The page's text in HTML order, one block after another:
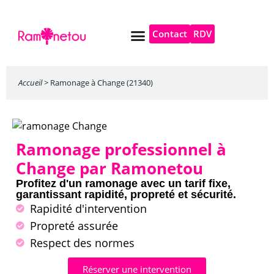
Contact RDV
Accueil> Ramonage à Change (21340)
Ramonage professionnel à
Change par Ramonetou
Profitez d'un ramonage avec un tarif fixe,
garantissant rapidité, propreté et sécurité.
Rapidité d'intervention
Propreté assurée
Respect des normes
Réserver une intervention